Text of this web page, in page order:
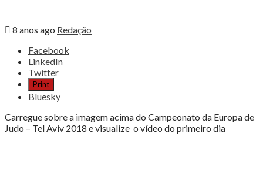
8 anos ago Redação
Share
post
"Anri
Egutidze
alcança
5º
lugar
Facebook
LinkedIn
Twitter
Print
Bluesky
Carregue sobre a imagem acima do Campeonato da Europa de
Judo – Tel Aviv 2018 e visualize o vídeo do primeiro dia